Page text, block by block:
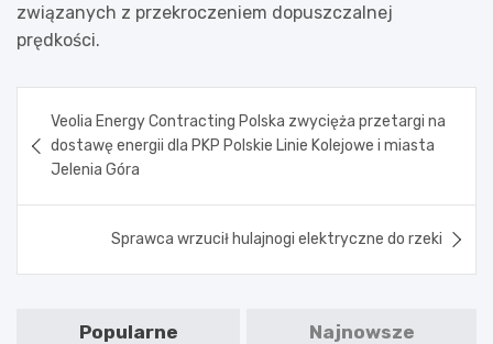
związanych z przekroczeniem dopuszczalnej
prędkości.
wpisu
Veolia Energy Contracting Polska zwycięża przetargi na
dostawę energii dla PKP Polskie Linie Kolejowe i miasta
Jelenia Góra
Sprawca wrzucił hulajnogi elektryczne do rzeki
Popularne Najnowsze